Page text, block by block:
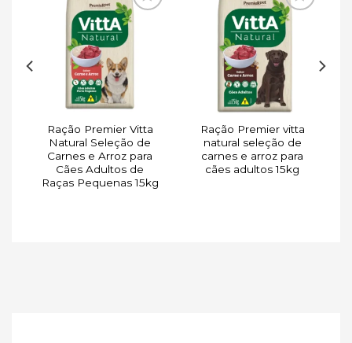
Adicionar
à lista de
desejos
Ração Premier Vitta
Natural Seleção de
Carnes e Arroz para
Cães Adultos de
Raças Pequenas 15kg
Adicionar
à lista de
desejos
Ração Premier vitta
natural seleção de
carnes e arroz para
cães adultos 15kg